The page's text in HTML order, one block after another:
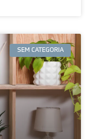
SEM CATEGORIA